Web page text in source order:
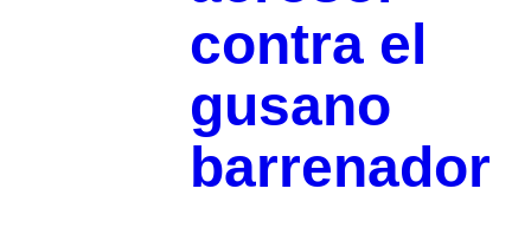
contra el
gusano
barrenador